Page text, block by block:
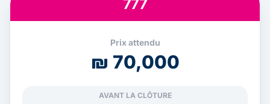
777
Prix attendu
₪ 70,000
AVANT LA CLÔTURE